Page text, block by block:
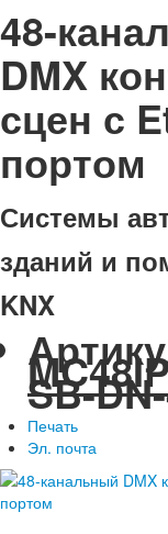
48-
DMX
сцен с
портом
Системы
зданий и
KNX
SB-
Печать
Эл. почта